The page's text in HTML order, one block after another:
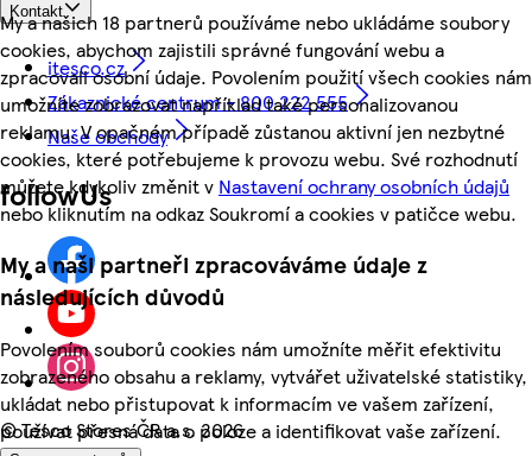
My a našich 18 partnerů používáme nebo ukládáme soubory
cookies, abychom zajistili správné fungování webu a
zpracovali osobní údaje. Povolením použití všech cookies nám
umožníte zobrazovat například také personalizovanou
reklamu. V opačném případě zůstanou aktivní jen nezbytné
cookies, které potřebujeme k provozu webu. Své rozhodnutí
můžete kdykoliv změnit v Nastavení ochrany osobních údajů
nebo kliknutím na odkaz Soukromí a cookies v patičce webu.
My a naši partneři zpracováváme údaje z
následujících důvodů
Povolením souborů cookies nám umožníte měřit efektivitu
zobrazeného obsahu a reklamy, vytvářet uživatelské statistiky,
ukládat nebo přistupovat k informacím ve vašem zařízení,
používat přesná data o poloze a identifikovat vaše zařízení.
Kontakt
itesco.cz
Zákaznické centrum - 800 222 555
Naše obchody
followUs
©Tesco Stores ČR a.s. 2026